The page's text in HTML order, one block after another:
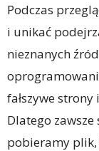
Podczas
i unikać
nieznanych
fałszywe
Dlatego
pobieramy